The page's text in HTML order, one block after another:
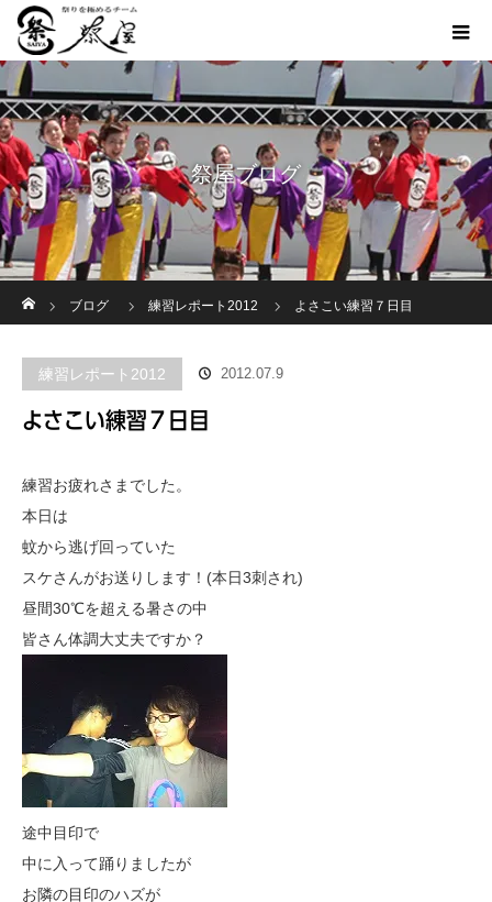
祭屋ブログ
ブログ
練習レポート2012 よさこい練習７日目
練習レポート2012 2012.07.9
よさこい練習７日目
練習お疲れさまでした。
本日は
蚊から逃げ回っていた
スケさんがお送りします！(本日3刺され)
昼間30℃を超える暑さの中
皆さん体調大丈夫ですか？
途中目印で
中に入って踊りましたが
お隣の目印のハズが